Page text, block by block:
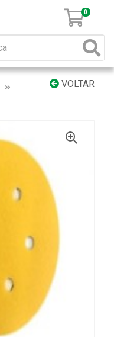
0
VOLTAR